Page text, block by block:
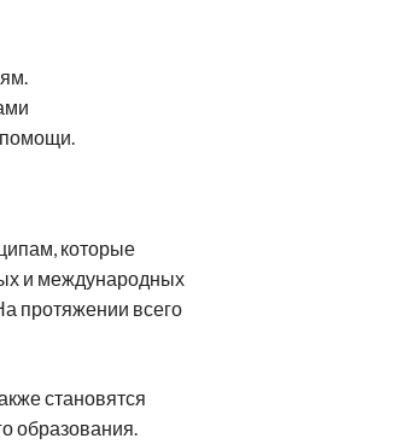
которые
и международных
протяжении всего
становятся
образования.